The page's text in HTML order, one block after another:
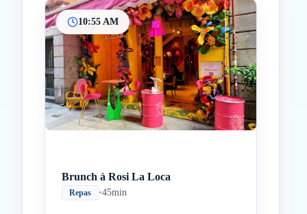
10:55 AM
Brunch à Rosi La Loca
Repas •45min